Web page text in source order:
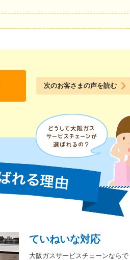
次のお客さまの声を読む
ていねいな対応
大阪ガスサービスチェーンならで